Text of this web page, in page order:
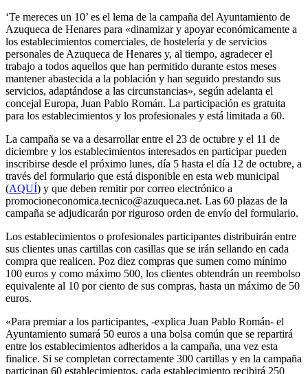
‘Te mereces un 10’ es el lema de la campaña del Ayuntamiento de
Azuqueca de Henares para «dinamizar y apoyar económicamente a
los establecimientos comerciales, de hostelería y de servicios
personales de Azuqueca de Henares y, al tiempo, agradecer el
trabajo a todos aquellos que han permitido durante estos meses
mantener abastecida a la población y han seguido prestando sus
servicios, adaptándose a las circunstancias», según adelanta el
concejal Europa, Juan Pablo Román. La participación es gratuita
para los establecimientos y los profesionales y está limitada a 60.
La campaña se va a desarrollar entre el 23 de octubre y el 11 de
diciembre y los establecimientos interesados en participar pueden
inscribirse desde el próximo lunes, día 5 hasta el día 12 de octubre, a
través del formulario que está disponible en esta web municipal
(AQUÍ) y que deben remitir por correo electrónico a
promocioneconomica.tecnico@azuqueca.net. Las 60 plazas de la
campaña se adjudicarán por riguroso orden de envío del formulario.
Los establecimientos o profesionales participantes distribuirán entre
sus clientes unas cartillas con casillas que se irán sellando en cada
compra que realicen. Poz diez compras que sumen como mínimo
100 euros y como máximo 500, los clientes obtendrán un reembolso
equivalente al 10 por ciento de sus compras, hasta un máximo de 50
euros.
«Para premiar a los participantes, -explica Juan Pablo Román- el
Ayuntamiento sumará 50 euros a una bolsa común que se repartirá
entre los establecimientos adheridos a la campaña, una vez esta
finalice. Si se completan correctamente 300 cartillas y en la campaña
participan 60 establecimientos, cada establecimiento recibirá 250